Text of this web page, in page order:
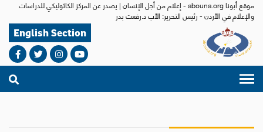
موقع أبونا abouna.org - إعلام من أجل الإنسان | يصدر عن المركز الكاثوليكي للدراسات
والإعلام في الأردن - رئيس التحرير: الأب د.رفعت بدر
English Section